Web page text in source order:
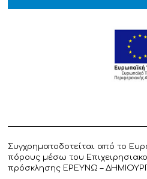
Συγχρηματοδοτείται από το
πόρους μέσω του
πρόσκλησης ΕΡΕΥΝΩ –